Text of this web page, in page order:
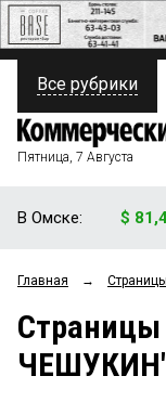
ПОЛИТИКА
ФИНАНСЫ
ОБЩЕСТВО
ЗАКОН
Все рубрики
Пятница, 7 Августа
В Омске: $
Главная →
Страницы